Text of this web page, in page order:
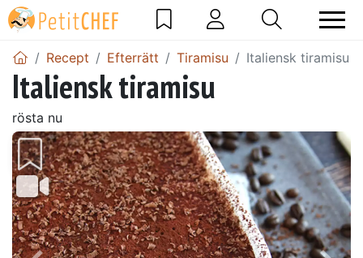
Recept Efterrätt Tiramisu Italiensk tiramisu
Italiensk tiramisu
rösta nu